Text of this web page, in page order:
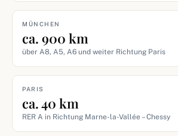
MÜNCHEN
ca. 900 km
über A8, A5, A6 und weiter Richtung Paris
PARIS
ca. 40 km
RER A in Richtung Marne-la-Vallée – Chessy